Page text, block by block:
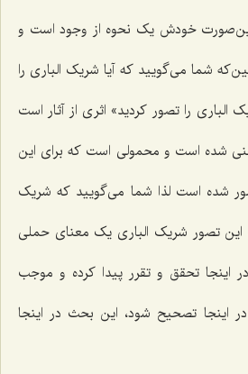
خودش یک نحوه از وجود است و
شما مى‌گویید که آیا شریک البارى را
را تصور کردید» اثرى از آثار است
شده است و محمولى است که براى این
شده است لذا شما مى‌گویید که شریک
این تصور شریک البارى یک معناى حملى
اینجا تحقق و تقرر پیدا کرده و موجب
اینجا تصحیح شود، این بحث در اینجا